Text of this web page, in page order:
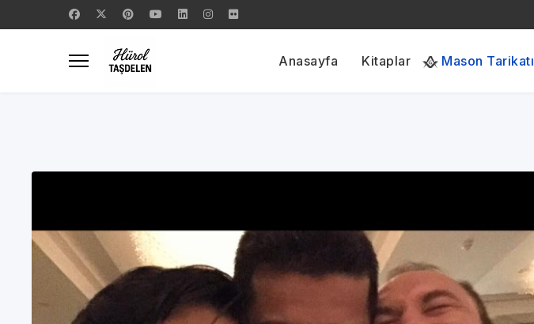
Anasayfa Kitaplar Mason Tarikatı